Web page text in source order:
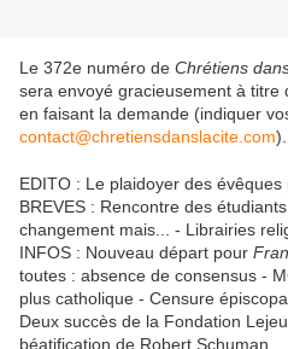
Le 372e numéro de Chrétiens
sera envoyé gracieusement à
en faisant la demande (indiquer
contact@chretiensdanslacite.com).
EDITO : Le plaidoyer des
BREVES : Rencontre des
changement mais... - Librairies
INFOS : Nouveau départ pour
toutes : absence de consensus -
plus catholique - Censure
Deux succès de la Fondation
béatification de Robert Schuman